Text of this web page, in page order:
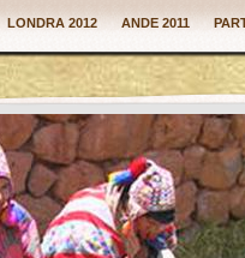
LONDRA 2012 ANDE 2011